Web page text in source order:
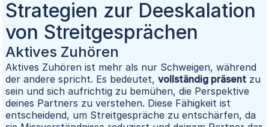
Strategien zur Deeskalation
von Streitgesprächen
Aktives Zuhören
Aktives Zuhören ist mehr als nur Schweigen, während
der andere spricht. Es bedeutet, vollständig präsent zu
sein und sich aufrichtig zu bemühen, die Perspektive
deines Partners zu verstehen. Diese Fähigkeit ist
entscheidend, um Streitgespräche zu entschärfen, da